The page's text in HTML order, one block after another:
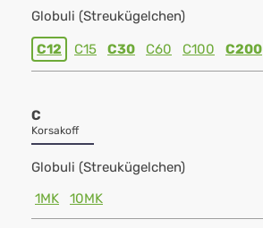
Globuli (Streukügelchen)
C12 C15 C30 C60 C100 C200
C
Korsakoff
Globuli (Streukügelchen)
1MK
10MK